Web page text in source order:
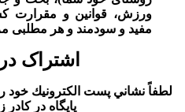
ورزش، قوانین و مقرارت
مفید و سودمند و هر مطلبی
اشتراک در
لطفاً نشاني پست الكترونيك خود
پايگاه در كادر